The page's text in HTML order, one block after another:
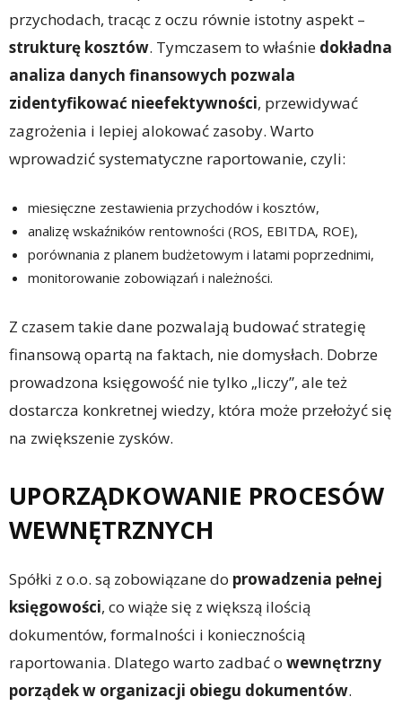
przychodach, tracąc z oczu równie istotny aspekt –
strukturę kosztów. Tymczasem to właśnie dokładna
analiza danych finansowych pozwala
zidentyfikować nieefektywności, przewidywać
zagrożenia i lepiej alokować zasoby. Warto
wprowadzić systematyczne raportowanie, czyli:
miesięczne zestawienia przychodów i kosztów,
analizę wskaźników rentowności (ROS, EBITDA, ROE),
porównania z planem budżetowym i latami poprzednimi,
monitorowanie zobowiązań i należności.
Z czasem takie dane pozwalają budować strategię
finansową opartą na faktach, nie domysłach. Dobrze
prowadzona księgowość nie tylko „liczy”, ale też
dostarcza konkretnej wiedzy, która może przełożyć się
na zwiększenie zysków.
UPORZĄDKOWANIE PROCESÓW
WEWNĘTRZNYCH
Spółki z o.o. są zobowiązane do prowadzenia pełnej
księgowości, co wiąże się z większą ilością
dokumentów, formalności i koniecznością
raportowania. Dlatego warto zadbać o wewnętrzny
porządek w organizacji obiegu dokumentów.